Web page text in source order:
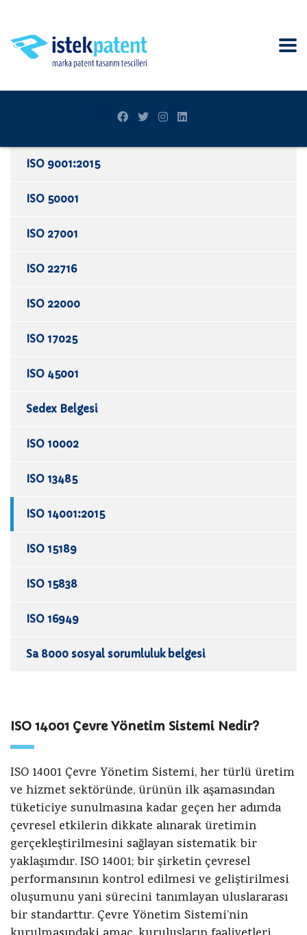
ISO 9001:2015
ISO 50001
ISO 27001
ISO 22716
ISO 22000
ISO 17025
ISO 45001
Sedex Belgesi
ISO 10002
ISO 13485
ISO 14001:2015
ISO 15189
ISO 15838
ISO 16949
Sa 8000 sosyal sorumluluk belgesi
ISO 14001 Çevre Yönetim Sistemi Nedir?
ISO 14001 Çevre Yönetim Sistemi, her türlü üretim
ve hizmet sektöründe, ürünün ilk aşamasından
tüketiciye sunulmasına kadar geçen her adımda
çevresel etkilerin dikkate alınarak üretimin
gerçekleştirilmesini sağlayan sistematik bir
yaklaşımdır. ISO 14001; bir şirketin çevresel
performansının kontrol edilmesi ve geliştirilmesi
oluşumunu yani sürecini tanımlayan uluslararası
bir standarttır. Çevre Yönetim Sistemi’nin